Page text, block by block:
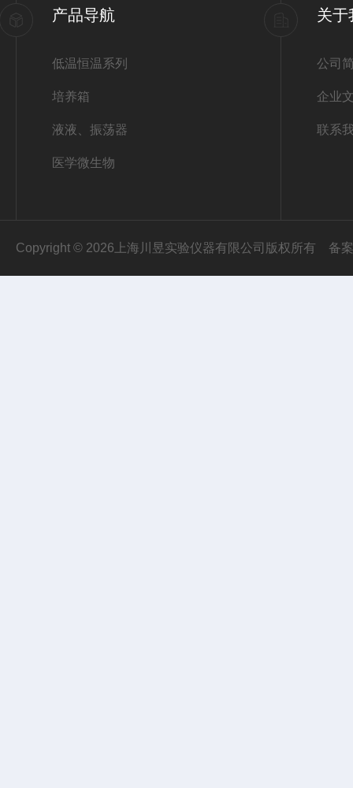
产品导航
低温恒温系列
培养箱
液液、振荡器
医学微生物
关于
公司
企业
联系
Copyright © 2026上海川昱实验仪器有限公司版权所有 备